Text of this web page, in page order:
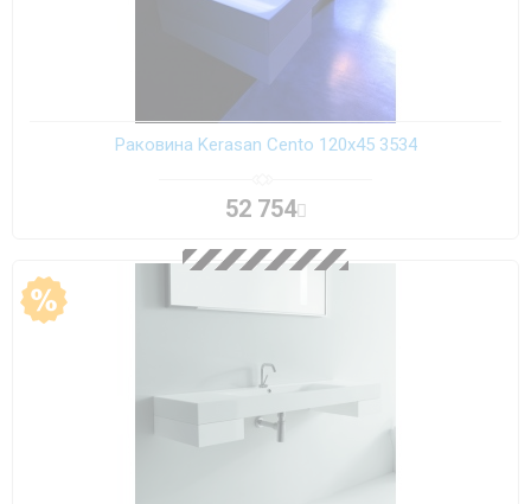
Раковина Kerasan Cento 120х45 3534
52 754